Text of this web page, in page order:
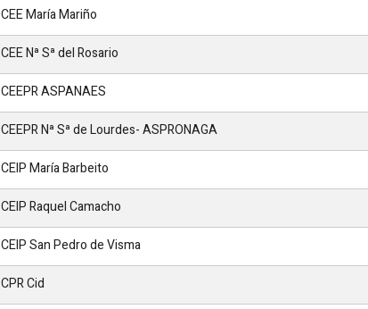
CEE María Mariño
CEE Nª Sª del Rosario
CEEPR ASPANAES
CEEPR Nª Sª de Lourdes- ASPRONAGA
CEIP María Barbeito
CEIP Raquel Camacho
CEIP San Pedro de Visma
CPR Cid